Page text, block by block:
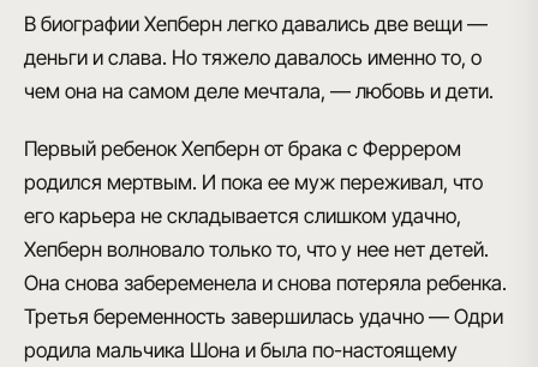
В биографии Хепберн легко давались две вещи —
деньги и слава. Но тяжело давалось именно то, о
чем она на самом деле мечтала, — любовь и дети.
Первый ребенок Хепберн от брака с Феррером
родился мертвым. И пока ее муж переживал, что
его карьера не складывается слишком удачно,
Хепберн волновало только то, что у нее нет детей.
Она снова забеременела и снова потеряла ребенка.
Третья беременность завершилась удачно — Одри
родила мальчика Шона и была по-настоящему